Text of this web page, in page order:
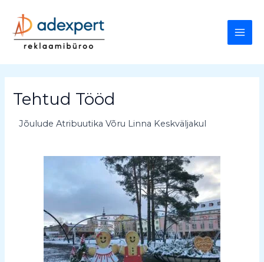
Content
Tehtud Tööd
Jõulude Atribuutika Võru Linna Keskväljakul